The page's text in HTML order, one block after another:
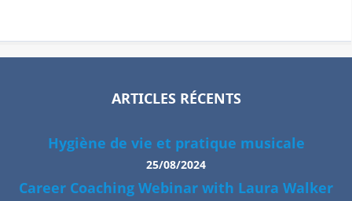
ARTICLES RÉCENTS
Hygiène de vie et pratique musicale
25/08/2024
Career Coaching Webinar with Laura Walker